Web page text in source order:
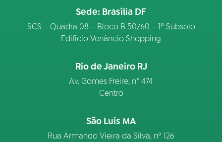
Sede: Brasília DF
SCS – Quadra 08 – Bloco B 50/60 – 1º Subsolo
Edifício Venâncio Shopping
Rio de Janeiro RJ
Av. Gomes Freire, n° 474
Centro
São Luís MA
Rua Armando Vieira da Silva, nº 126